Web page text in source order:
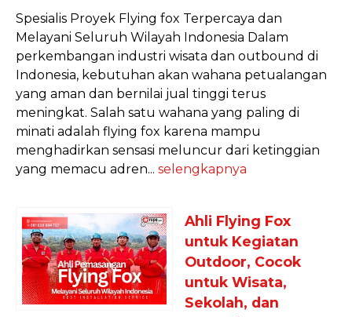
Spesialis Proyek Flying fox Terpercaya dan
Melayani Seluruh Wilayah Indonesia Dalam
perkembangan industri wisata dan outbound di
Indonesia, kebutuhan akan wahana petualangan
yang aman dan bernilai jual tinggi terus
meningkat. Salah satu wahana yang paling di
minati adalah flying fox karena mampu
menghadirkan sensasi meluncur dari ketinggian
yang memacu adren... selengkapnya
Ahli Flying Fox
untuk Kegiatan
Outdoor, Cocok
untuk Wisata,
Sekolah, dan